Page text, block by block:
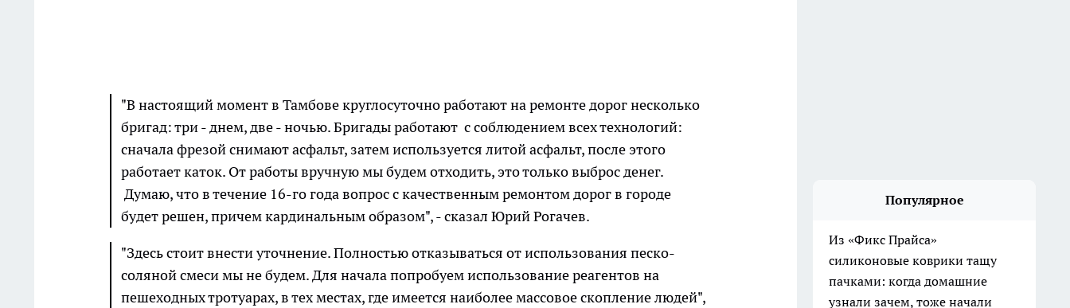
"В настоящий момент в Тамбове круглосуточно работают на ремонте дорог несколько
бригад: три - днем, две - ночью. Бригады работают с соблюдением всех технологий:
сначала фрезой снимают асфальт, затем используется литой асфальт, после этого
работает каток. От работы вручную мы будем отходить, это только выброс денег.
Думаю, что в течение 16-го года вопрос с качественным ремонтом дорог в городе
будет решен, причем кардинальным образом", - сказал Юрий Рогачев.
"Здесь стоит внести уточнение. Полностью отказываться от использования песко-
соляной смеси мы не будем. Для начала попробуем использование реагентов на
пешеходных тротуарах, в тех местах, где имеется наиболее массовое скопление людей",
Популярное
Из «Фикс Прайса»
силиконовые коврики тащу
пачками: когда домашние
узнали зачем, тоже начали